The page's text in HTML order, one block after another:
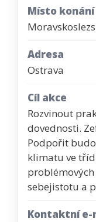
Místo konání
Adresa
Ostrava
Cíl akce
Rozvinout
dovednosti.
Podpořit
klimatu ve
sebejistotu a
Kontaktní e-